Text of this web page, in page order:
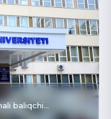
baliqchi…